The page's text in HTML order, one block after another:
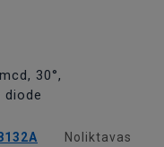
30°,
diode
Noliktavas